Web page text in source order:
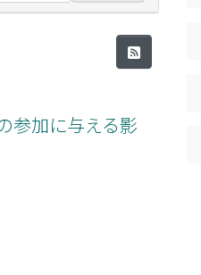
参加に与える影